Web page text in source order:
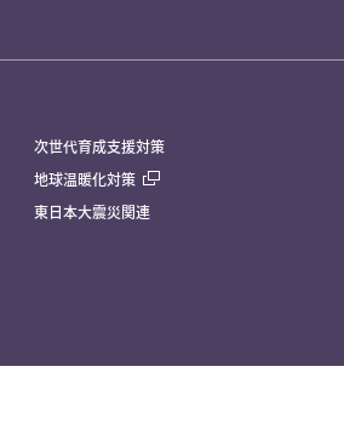
次世代育成支援対策
地球温暖化対策
東日本大震災関連